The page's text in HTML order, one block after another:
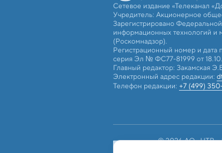
Сетевое издание «Телеканал
Учредитель: Акционерное
Зарегистрировано
информационных технологий и
(Роскомнадзор).
Регистрационный номер и дата
серия Эл № ФС77-81999 от
Главный редактор: Закамская
Электронный адрес редакции:
Телефон редакции: +7 (499)
© 2026 АО «ЦТВ».